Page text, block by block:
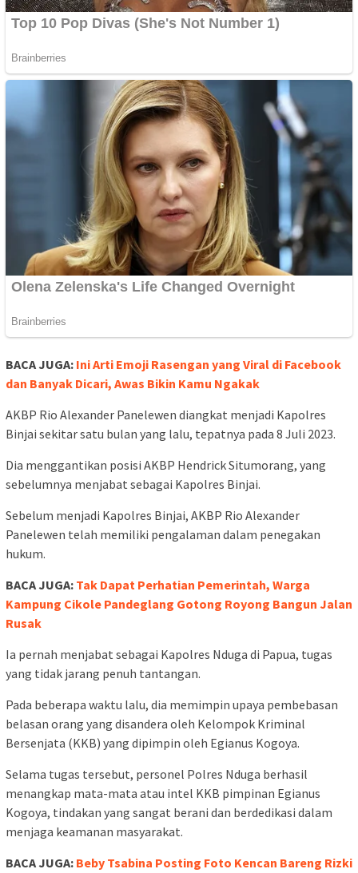
BACA JUGA: Ini Arti Emoji Rasengan yang Viral di Facebook
dan Banyak Dicari, Awas Bikin Kamu Ngakak
AKBP Rio Alexander Panelewen diangkat menjadi Kapolres
Binjai sekitar satu bulan yang lalu, tepatnya pada 8 Juli 2023.
Dia menggantikan posisi AKBP Hendrick Situmorang, yang
sebelumnya menjabat sebagai Kapolres Binjai.
Sebelum menjadi Kapolres Binjai, AKBP Rio Alexander
Panelewen telah memiliki pengalaman dalam penegakan
hukum.
BACA JUGA: Tak Dapat Perhatian Pemerintah, Warga
Kampung Cikole Pandeglang Gotong Royong Bangun Jalan
Rusak
Ia pernah menjabat sebagai Kapolres Nduga di Papua, tugas
yang tidak jarang penuh tantangan.
Pada beberapa waktu lalu, dia memimpin upaya pembebasan
belasan orang yang disandera oleh Kelompok Kriminal
Bersenjata (KKB) yang dipimpin oleh Egianus Kogoya.
Selama tugas tersebut, personel Polres Nduga berhasil
menangkap mata-mata atau intel KKB pimpinan Egianus
Kogoya, tindakan yang sangat berani dan berdedikasi dalam
menjaga keamanan masyarakat.
BACA JUGA: Beby Tsabina Posting Foto Kencan Bareng Rizki